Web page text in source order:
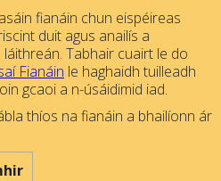
fianáin chun eispéireas
duit agus anailís a
Tabhair cuairt le do
Fianáin le haghaidh tuilleadh
gcaoi a n-úsáidimid iad.
thíos na fianáin a bhailíonn ár